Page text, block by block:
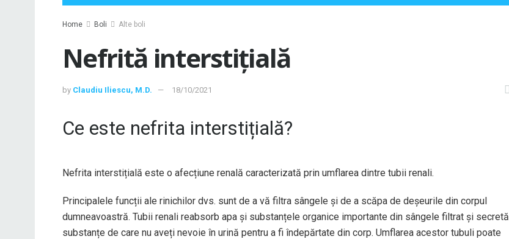
Home Boli Alte boli
Nefrită interstițială
by Claudiu Iliescu, M.D. 18/10/2021
Ce este nefrita interstițială?
Nefrita interstițială este o afecțiune renală caracterizată prin umflarea dintre tubii renali.
Principalele funcții ale rinichilor dvs. sunt de a vă filtra sângele și de a scăpa de deșeurile din corpul
dumneavoastră. Tubii renali reabsorb apa și substanțele organice importante din sângele filtrat și secretă
substanțe de care nu aveți nevoie în urină pentru a fi îndepărtate din corp. Umflarea acestor tubuli poate